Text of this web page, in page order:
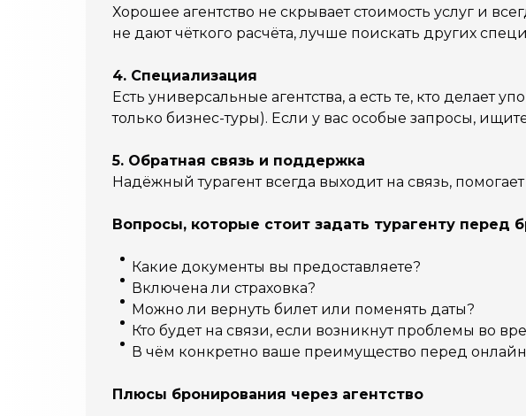
Хорошее агентство не скрывает стоимость услуг и
не дают чёткого расчёта, лучше поискать других
4. Специализация
Есть универсальные агентства, а есть те, кто делает
только бизнес-туры). Если у вас особые запросы,
5. Обратная связь и поддержка
Надёжный турагент всегда выходит на связь,
Вопросы, которые стоит задать турагенту перед
Какие документы вы предоставляете?
Включена ли страховка?
Можно ли вернуть билет или поменять даты?
Кто будет на связи, если возникнут проблемы во
В чём конкретно ваше преимущество перед
Плюсы бронирования через агентство